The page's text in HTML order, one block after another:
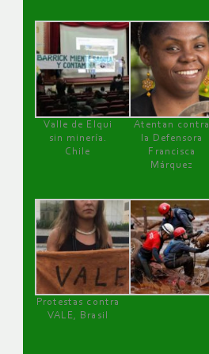
Valle de Elqui
sin minería.
Chile
Atentan contra
la Defensora
Francisca
Márquez
Protestas contra
VALE, Brasil